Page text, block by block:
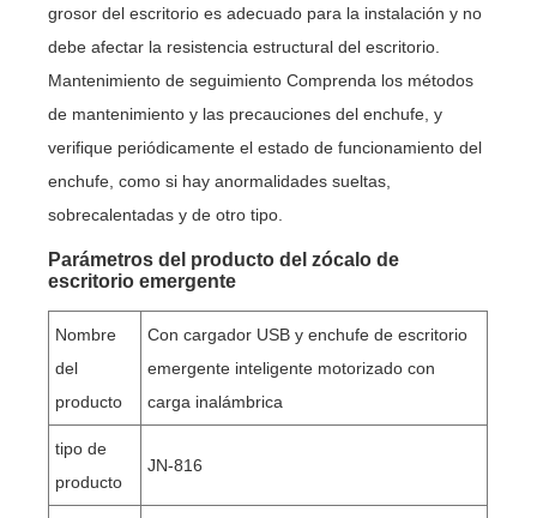
grosor del escritorio es adecuado para la instalación y no
debe afectar la resistencia estructural del escritorio.
Mantenimiento de seguimiento Comprenda los métodos
de mantenimiento y las precauciones del enchufe, y
verifique periódicamente el estado de funcionamiento del
enchufe, como si hay anormalidades sueltas,
sobrecalentadas y de otro tipo.
Parámetros del producto del zócalo de
escritorio emergente
Nombre
del
producto
Con cargador USB y enchufe de escritorio
emergente inteligente motorizado con
carga inalámbrica
tipo de
producto
JN-816